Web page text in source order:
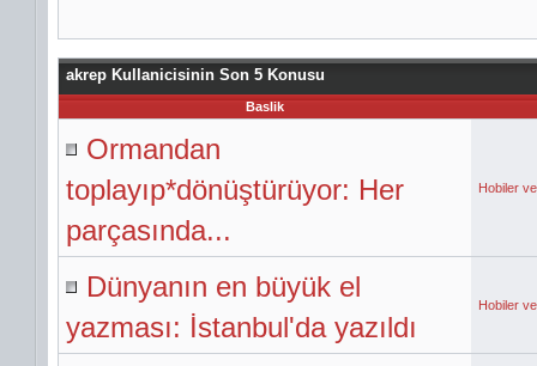
akrep Kullanicisinin Son 5 Konusu
Baslik
Ormandan
toplayıp*dönüştürüyor: Her
parçasında...
Hobiler
Dünyanın en büyük el
yazması: İstanbul'da yazıldı
Hobiler